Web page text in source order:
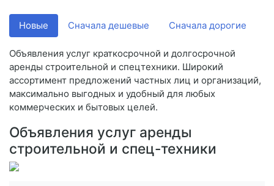
Новые Сначала дешевые Сначала дорогие
Объявления услуг краткосрочной и долгосрочной
аренды строительной и спецтехники. Широкий
ассортимент предложений частных лиц и организаций,
максимально выгодных и удобный для любых
коммерческих и бытовых целей.
Объявления услуг аренды
строительной и спец-техники